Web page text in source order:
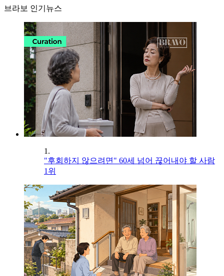
브라보 인기뉴스
1.
"후회하지 않으려면" 60세 넘어 끊어내야 할 사람
1위